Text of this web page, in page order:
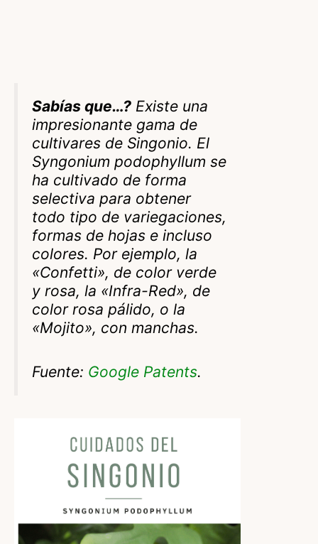
Sabías que…? Existe una
impresionante gama de
cultivares de Singonio. El
Syngonium podophyllum se
ha cultivado de forma
selectiva para obtener
todo tipo de variegaciones,
formas de hojas e incluso
colores. Por ejemplo, la
«Confetti», de color verde
y rosa, la «Infra-Red», de
color rosa pálido, o la
«Mojito», con manchas.
Fuente: Google Patents.